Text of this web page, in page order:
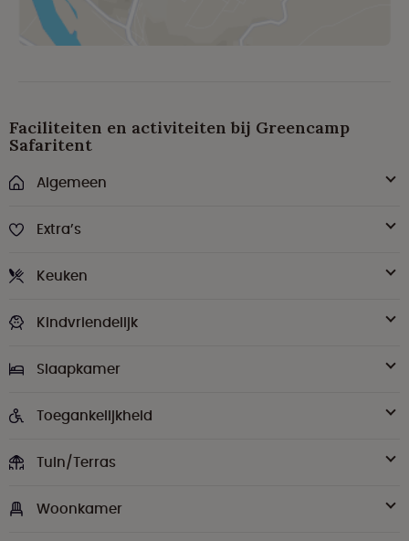
Faciliteiten en activiteiten bij Greencamp
Safaritent
Algemeen
Extra’s
Keuken
Kindvriendelijk
Slaapkamer
Toegankelijkheid
Tuin/Terras
Woonkamer